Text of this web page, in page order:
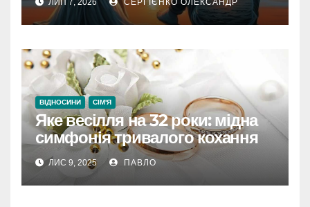
ЛИП 7, 2026 СЕРГІЄНКО ОЛЕКСАНДР
ВІДНОСИНИ СІМ'Я
Яке весілля на 32 роки: мідна
симфонія тривалого кохання
ЛИС 9, 2025 ПАВЛО